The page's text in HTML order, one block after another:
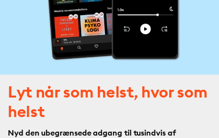
Lyt når som helst, hvor som
helst
Nyd den ubegrænsede adgang til tusindvis af